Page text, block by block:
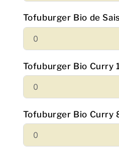
Tofuburger Bio de
Tofuburger Bio Curry
Tofuburger Bio Curry